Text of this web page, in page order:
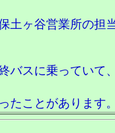
土ヶ谷営業所の担
バスに乗っていて
たことがあります